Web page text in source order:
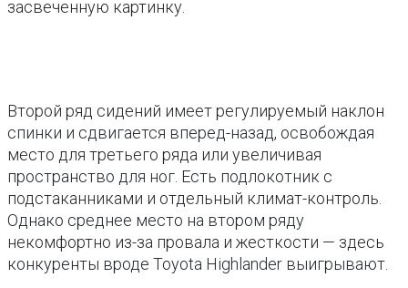
засвеченную картинку.
Второй ряд сидений имеет регулируемый наклон
спинки и сдвигается вперед-назад, освобождая
место для третьего ряда или увеличивая
пространство для ног. Есть подлокотник с
подстаканниками и отдельный климат-контроль.
Однако среднее место на втором ряду
некомфортно из-за провала и жесткости — здесь
конкуренты вроде Toyota Highlander выигрывают.